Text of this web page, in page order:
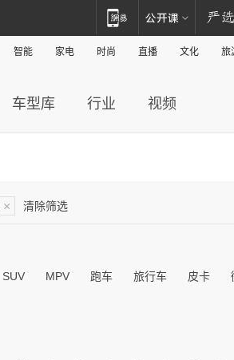
智能 家电 时尚 直播 文化 旅
车型库 行业 视频
× 清除筛选
SUV MPV 跑车 旅行车 皮卡